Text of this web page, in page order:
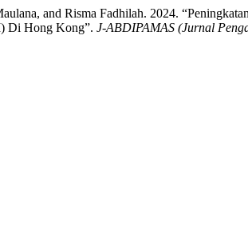
and Risma Fadhilah. 2024.
Di Hong Kong”. J-ABDIPAMAS (Jurnal